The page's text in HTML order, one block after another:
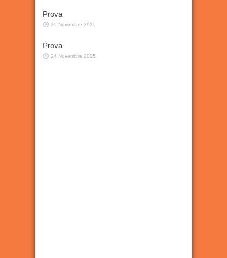
Prova
25 Novembre 2025
Prova
24 Novembre 2025